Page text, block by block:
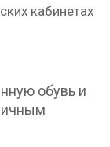
кабинетах
обувь и